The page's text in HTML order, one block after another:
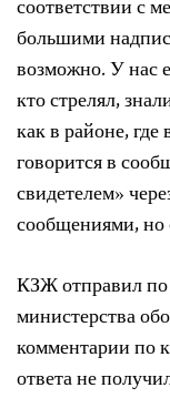
соответствии с
большими
возможно. У нас
кто стрелял,
как в районе,
говорится в
свидетелем»
сообщениями, но
КЗЖ отправил по
министерства
комментарии по
ответа не